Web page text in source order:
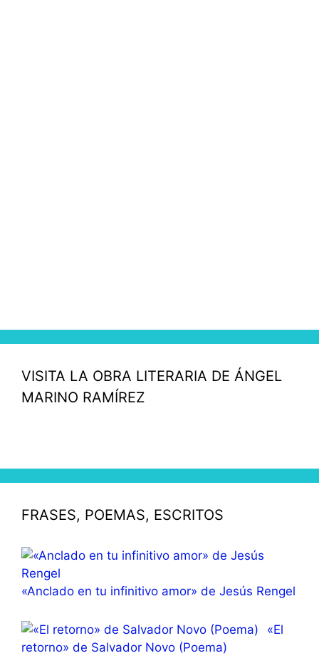
VISITA LA OBRA LITERARIA DE ÁNGEL
MARINO RAMÍREZ
FRASES, POEMAS, ESCRITOS
«Anclado en tu infinitivo amor» de Jesús Rengel
«El
retorno» de Salvador Novo (Poema)